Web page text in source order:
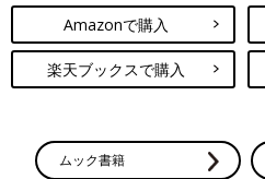
でしたよね！micorrid（ミコリッ
のほかに、インスタグラマーさん
ムも多数販売されており、どれも
ひこの機会に、micorridのアイテ
●記事内容でご紹介している投稿
Amazonで購入
楽天ブックスで購入
ムック書籍